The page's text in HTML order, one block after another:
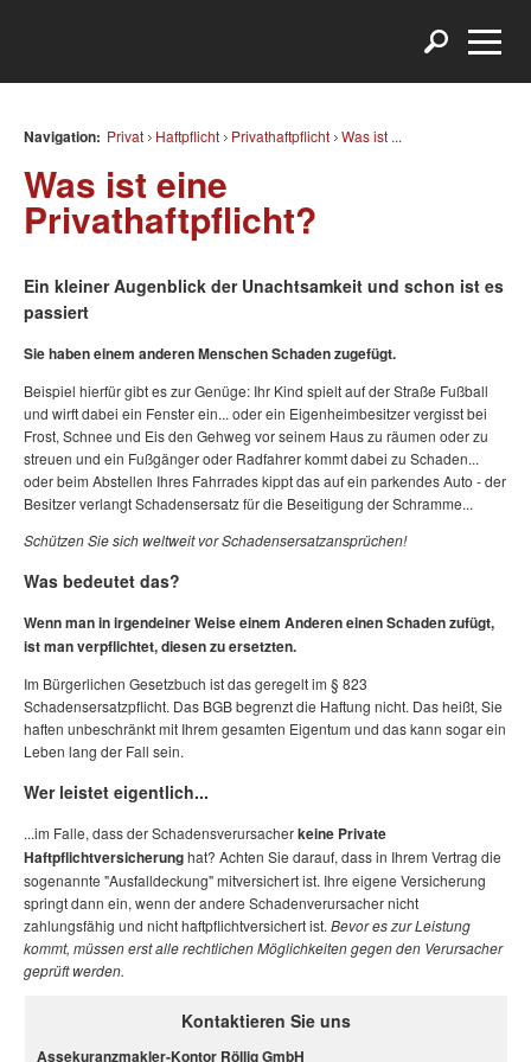
Navigation: Privat Haftpflicht Privathaftpflicht Was ist ...
Was ist eine
Privathaftpflicht?
Ein kleiner Augenblick der Unachtsamkeit und schon ist es
passiert
Sie haben einem anderen Menschen Schaden zugefügt.
Beispiel hierfür gibt es zur Genüge: Ihr Kind spielt auf der Straße Fußball
und wirft dabei ein Fenster ein... oder ein Eigenheimbesitzer vergisst bei
Frost, Schnee und Eis den Gehweg vor seinem Haus zu räumen oder zu
streuen und ein Fußgänger oder Radfahrer kommt dabei zu Schaden...
oder beim Abstellen Ihres Fahrrades kippt das auf ein parkendes Auto - der
Besitzer verlangt Schadensersatz für die Beseitigung der Schramme...
Schützen Sie sich weltweit vor Schadensersatzansprüchen!
Was bedeutet das?
Wenn man in irgendeiner Weise einem Anderen einen Schaden zufügt,
ist man verpflichtet, diesen zu ersetzten.
Im Bürgerlichen Gesetzbuch ist das geregelt im § 823
Schadensersatzpflicht. Das BGB begrenzt die Haftung nicht. Das heißt, Sie
haften unbeschränkt mit Ihrem gesamten Eigentum und das kann sogar ein
Leben lang der Fall sein.
Wer leistet eigentlich...
...im Falle, dass der Schadensverursacherkeine Private
Haftpflichtversicherunghat? Achten Sie darauf, dass in Ihrem Vertrag die
sogenannte "Ausfalldeckung" mitversichert ist. Ihre eigene Versicherung
springt dann ein, wenn der andere Schadenverursacher nicht
zahlungsfähig und nicht haftpflichtversichert ist. Bevor es zur Leistung
kommt, müssen erst alle rechtlichen Möglichkeiten gegen den Verursacher
geprüft werden.
Kontaktieren Sie uns
Assekuranzmakler-Kontor Röllig GmbH